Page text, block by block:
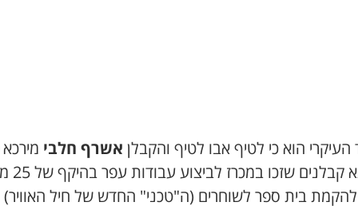
הוא כי לטיף אבו לטיף והקבלן אשרף חלבי
בצוותא
בית ספר לשוחרים (ה"טכני" החדש של חיל האוויר)